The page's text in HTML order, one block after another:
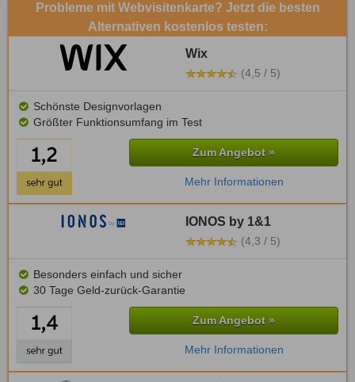
Probleme mit Webvisitenkarte? Jetzt die besten
Alternativen kostenlos testen:
Wix
(4,5 / 5)
Schönste Designvorlagen
Größter Funktionsumfang im Test
Zum Angebot »
Mehr Informationen
IONOS by 1&1
(4,3 / 5)
Besonders einfach und sicher
30 Tage Geld-zurück-Garantie
Zum Angebot »
Mehr Informationen